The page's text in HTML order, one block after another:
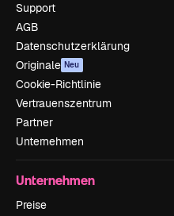
Support
AGB
Datenschutzerklärung
Originale Neu
Cookie-Richtlinie
Vertrauenszentrum
Partner
Unternehmen
Unternehmen
Preise